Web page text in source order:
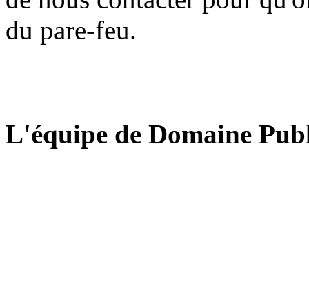
du pare-feu.
L'équipe de Domaine